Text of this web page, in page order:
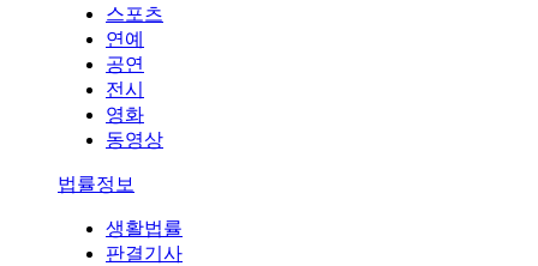
스포츠
연예
공연
전시
영화
동영상
법률정보
생활법률
판결기사